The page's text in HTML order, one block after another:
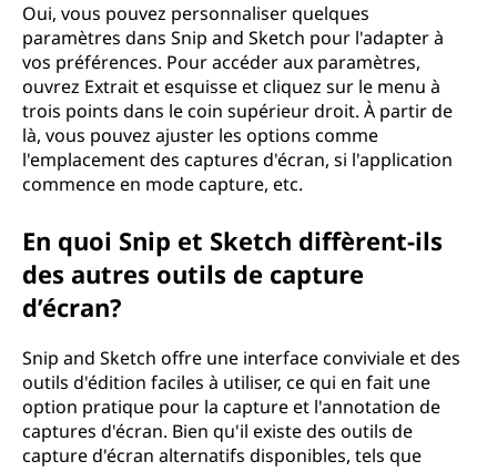
Oui, vous pouvez personnaliser quelques
paramètres dans Snip and Sketch pour l'adapter à
vos préférences. Pour accéder aux paramètres,
ouvrez Extrait et esquisse et cliquez sur le menu à
trois points dans le coin supérieur droit. À partir de
là, vous pouvez ajuster les options comme
l'emplacement des captures d'écran, si l'application
commence en mode capture, etc.
En quoi Snip et Sketch diffèrent-ils
des autres outils de capture
d’écran?
Snip and Sketch offre une interface conviviale et des
outils d'édition faciles à utiliser, ce qui en fait une
option pratique pour la capture et l'annotation de
captures d'écran. Bien qu'il existe des outils de
capture d'écran alternatifs disponibles, tels que